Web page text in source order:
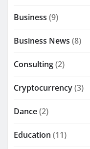
Business (9)
Business News (8)
Consulting(2)
Cryptocurrency(3)
Dance(2)
Education (11)